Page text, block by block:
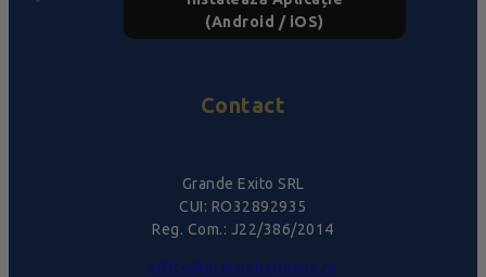
(Android / iOS)
Contact
Grande Exito SRL
CUI: RO32892935
Reg. Com.: J22/386/2014
office@pralinebelgiene.ro